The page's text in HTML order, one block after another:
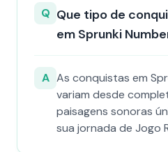
Q Que tipo de
em Sprunki
A As conquistas em
variam desde
paisagens sonoras
sua jornada de Jogo